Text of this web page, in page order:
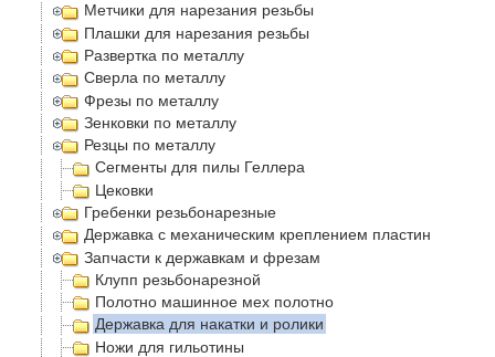
Метчики для нарезания резьбы
Плашки для нарезания резьбы
Развертка по металлу
Сверла по металлу
Фрезы по металлу
Зенковки по металлу
Резцы по металлу
Сегменты для пилы Геллера
Цековки
Гребенки резьбонарезные
Державка с механическим креплением пластин
Запчасти к державкам и фрезам
Клупп резьбонарезной
Полотно машинное мех полотно
Державка для накатки и ролики
Ножи для гильотины